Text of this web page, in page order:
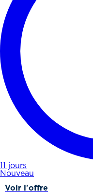
11 jours
Nouveau
Voir l'offre